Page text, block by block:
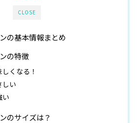
CLOSE
の基本情報まとめ
の特徴
くなる！
しい
い
のサイズは？